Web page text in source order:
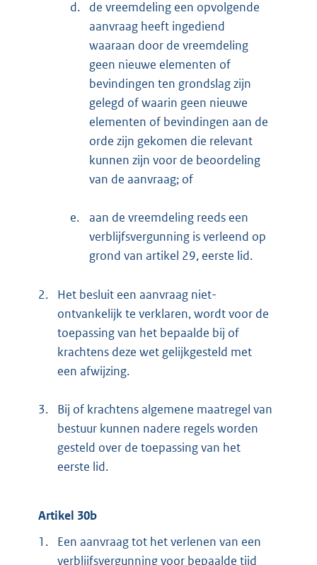
d.
de vreemdeling een opvolgende
aanvraag heeft ingediend
waaraan door de vreemdeling
geen nieuwe elementen of
bevindingen ten grondslag zijn
gelegd of waarin geen nieuwe
elementen of bevindingen aan de
orde zijn gekomen die relevant
kunnen zijn voor de beoordeling
van de aanvraag; of
e.
aan de vreemdeling reeds een
verblijfsvergunning is verleend op
grond van artikel 29, eerste lid.
2.
Het besluit een aanvraag niet-
ontvankelijk te verklaren, wordt voor de
toepassing van het bepaalde bij of
krachtens deze wet gelijkgesteld met
een afwijzing.
3.
Bij of krachtens algemene maatregel van
bestuur kunnen nadere regels worden
gesteld over de toepassing van het
eerste lid.
Artikel 30b
1.
Een aanvraag tot het verlenen van een
verblijfsvergunning voor bepaalde tijd